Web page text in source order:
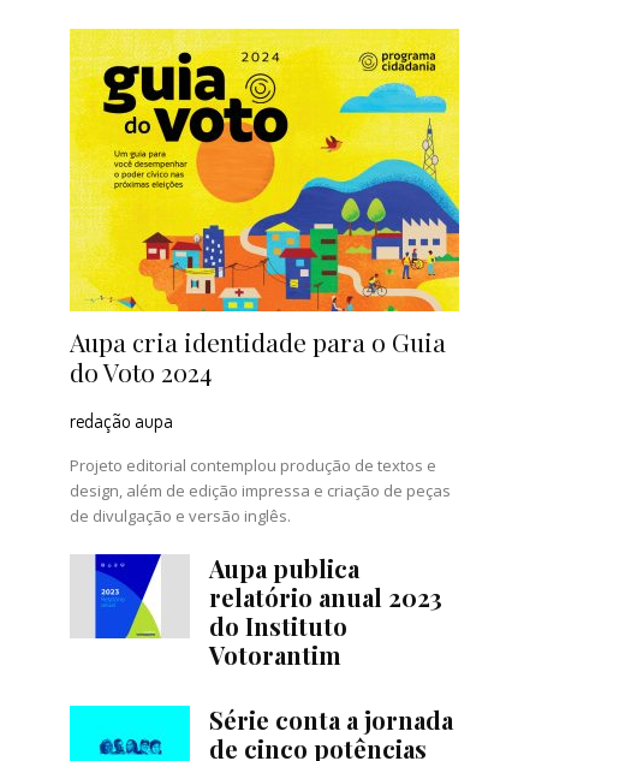
Aupa cria identidade para o Guia
do Voto 2024
redação aupa
Projeto editorial contemplou produção de textos e
design, além de edição impressa e criação de peças
de divulgação e versão inglês.
Aupa publica
relatório anual 2023
do Instituto
Votorantim
Série conta a jornada
de cinco potências